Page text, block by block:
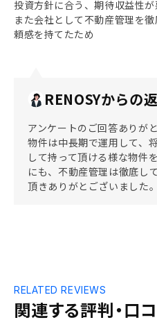
投資方針に合う、期待収益性
また会社として不動産管理を
頼感を持てたため
RENOSYからの
アンケートのご回答ありが
物件は中長期で運用して、
して持って頂ける様な物件
にも、不動産管理は徹底し
頂きありがとございました。
関連する評判・口
RELATED REVIEWS